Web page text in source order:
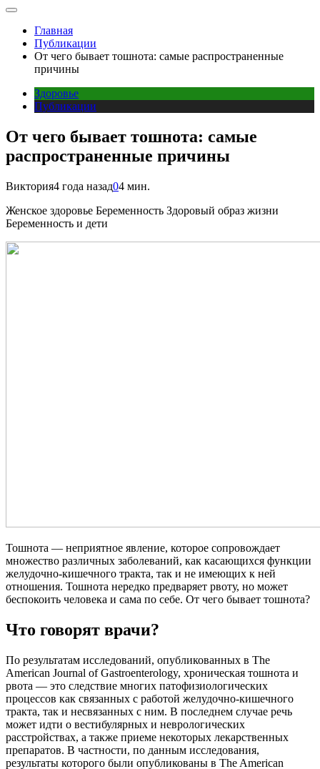
Главная
Публикации
От чего бывает тошнота: самые распространенные
причины
Здоровье
Публикации
От чего бывает тошнота: самые
распространенные причины
Виктория4 года назад04 мин.
Женское здоровье Беременность Здоровый образ жизни
Беременность и дети
Тошнота — неприятное явление, которое сопровождает
множество различных заболеваний, как касающихся функции
желудочно-кишечного тракта, так и не имеющих к ней
отношения. Тошнота нередко предваряет рвоту, но может
беспокоить человека и сама по себе. От чего бывает тошнота?
Что говорят врачи?
По результатам исследований, опубликованных в The
American Journal of Gastroenterology, хроническая тошнота и
рвота — это следствие многих патофизиологических
процессов как связанных с работой желудочно-кишечного
тракта, так и несвязанных с ним. В последнем случае речь
может идти о вестибулярных и неврологических
расстройствах, а также приеме некоторых лекарственных
препаратов. В частности, по данным исследования,
результаты которого были опубликованы в The American